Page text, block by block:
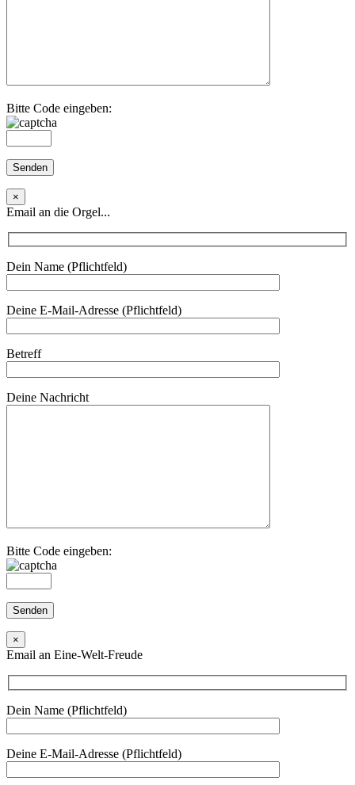
Bitte Code eingeben:
×
Email an die Orgel...
Dein Name (Pflichtfeld)
Deine E-Mail-Adresse (Pflichtfeld)
Betreff
Deine Nachricht
Bitte Code eingeben:
×
Email an Eine-Welt-Freude
Dein Name (Pflichtfeld)
Deine E-Mail-Adresse (Pflichtfeld)